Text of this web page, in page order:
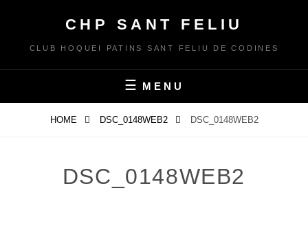
content
CHP SANT FELIU
CLUB HOQUEI PATINS SANT FELIU DE CODINES
MENU
HOME DSC_0148WEB2 DSC_0148WEB2
DSC_0148WEB2